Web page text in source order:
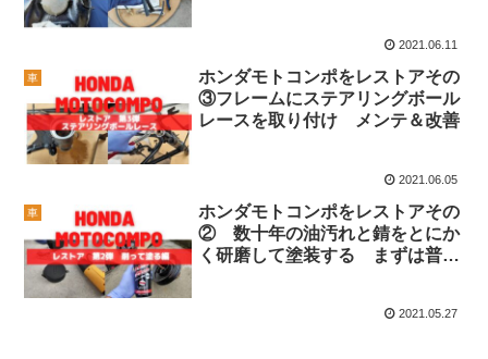
2021.06.11
車
ホンダモトコンポをレストアその
③フレームにステアリングボール
レースを取り付け メンテ＆改善
2021.06.05
車
ホンダモトコンポをレストアその
② 数十年の油汚れと錆をとにか
く研磨して塗装する まずは普通
2021.05.27